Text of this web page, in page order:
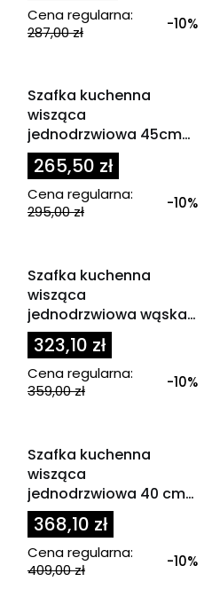
Cena regularna:
287,00 zł
-10%
Szafka kuchenna
wisząca
jednodrzwiowa 45cm
ECO
265,50 zł
Cena regularna:
295,00 zł
-10%
Szafka kuchenna
wisząca
jednodrzwiowa wąska
30 cm EMPERIO 1D
323,10 zł
Cena regularna:
359,00 zł
-10%
Szafka kuchenna
wisząca
jednodrzwiowa 40 cm
EMPERIO 1D
368,10 zł
Cena regularna:
409,00 zł
-10%